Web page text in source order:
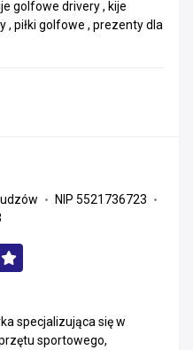
golfowe drivery , kije
piłki golfowe , prezenty dla
NIP 5521736723
specjalizująca się w
sportowego,